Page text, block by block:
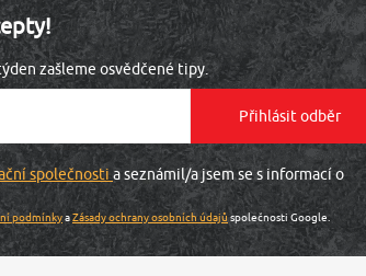
zašleme osvědčené tipy.
společnosti a seznámil/a jsem se s informací o
podmínkyaZásady ochrany osobních údajůspolečnosti Google.